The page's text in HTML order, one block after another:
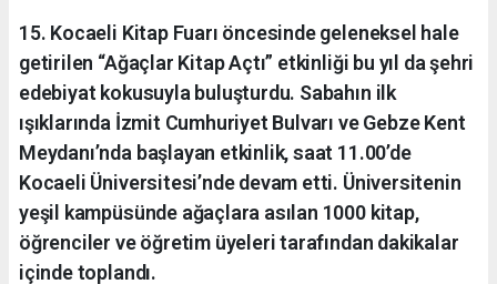
15. Kocaeli Kitap Fuarı öncesinde geleneksel hale
getirilen “Ağaçlar Kitap Açtı” etkinliği bu yıl da şehri
edebiyat kokusuyla buluşturdu. Sabahın ilk
ışıklarında İzmit Cumhuriyet Bulvarı ve Gebze Kent
Meydanı’nda başlayan etkinlik, saat 11.00’de
Kocaeli Üniversitesi’nde devam etti. Üniversitenin
yeşil kampüsünde ağaçlara asılan 1000 kitap,
öğrenciler ve öğretim üyeleri tarafından dakikalar
içinde toplandı.